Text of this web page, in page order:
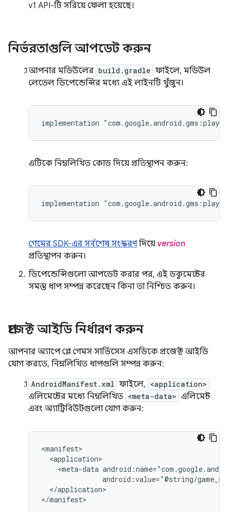
v1 API-টি সরিয়ে ফেলা হয়েছে।
নির্ভরতাগুলি আপডেট করুন
আপনার মডিউলের build.gradle ফাইলে, মডিউল
লেভেল ডিপেন্ডেন্সির মধ্যে এই লাইনটি খুঁজুন।
implementation "com.google.android.gms:play-
এটিকে নিম্নলিখিত কোড দিয়ে প্রতিস্থাপন করুন:
implementation "com.google.android.gms:play-
গেমের SDK-এর সর্বশেষ সংস্করণদিয়ে version
প্রতিস্থাপন করুন।
ডিপেন্ডেন্সিগুলো আপডেট করার পর, এই ডকুমেন্টের
সমস্ত ধাপ সম্পন্ন করেছেন কিনা তা নিশ্চিত করুন।
প্রজেক্ট আইডি নির্ধারণ করুন
আপনার অ্যাপে প্লে গেমস সার্ভিসেস এসডিকে প্রজেক্ট আইডি
যোগ করতে, নিম্নলিখিত ধাপগুলি সম্পন্ন করুন:
AndroidManifest.xml ফাইলে, <application>
এলিমেন্টের মধ্যে নিম্নলিখিত <meta-data> এলিমেন্ট
এবং অ্যাট্রিবিউটগুলো যোগ করুন:
<meta-data
</application>